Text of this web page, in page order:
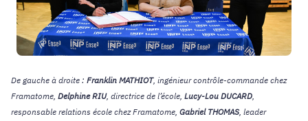
De gauche à droite : Franklin MATHIOT, ingénieur contrôle-commande chez
Framatome, Delphine RIU, directrice de l’école, Lucy-Lou DUCARD
responsable relations école chez Framatome, Gabriel THOMAS, leader